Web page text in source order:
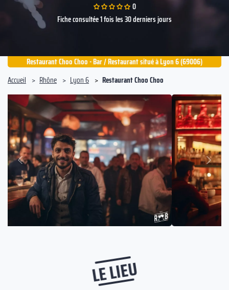
0
Fiche consultée 1 fois les 30 derniers jours
Restaurant Choo Choo - Bar / Restaurant situé à Lyon 6 (69006)
Accueil
Rhône Lyon 6 Restaurant Choo Choo
Précédent
Suivant
LE LIEU